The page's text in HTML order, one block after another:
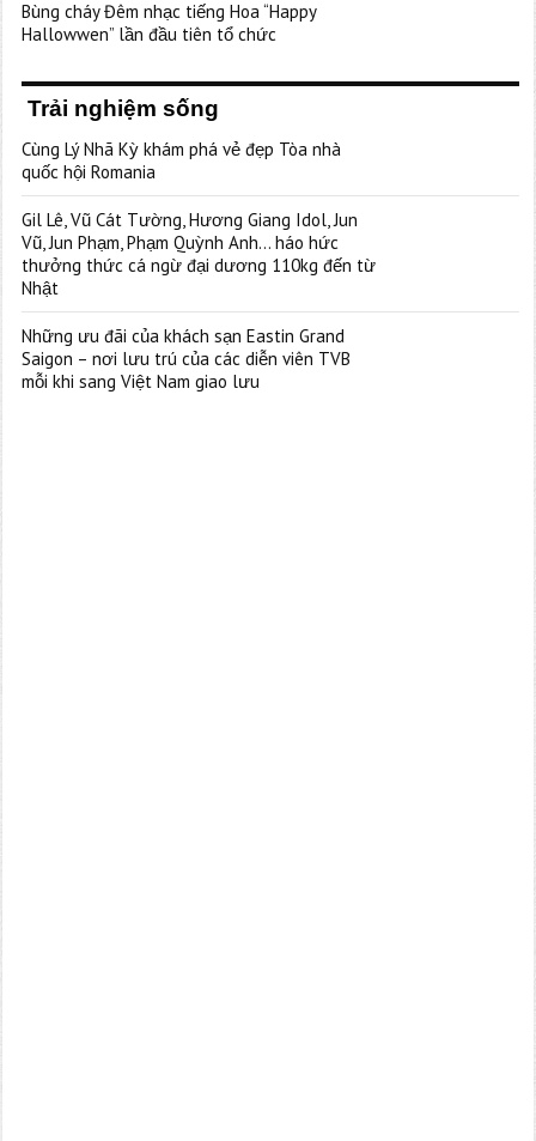
Bùng cháy Đêm nhạc tiếng Hoa “Happy
Hallowwen” lần đầu tiên tổ chức
Trải nghiệm sống
Cùng Lý Nhã Kỳ khám phá vẻ đẹp Tòa nhà
quốc hội Romania
Gil Lê, Vũ Cát Tường, Hương Giang Idol, Jun
Vũ, Jun Phạm, Phạm Quỳnh Anh… háo hức
thưởng thức cá ngừ đại dương 110kg đến từ
Nhật
Những ưu đãi của khách sạn Eastin Grand
Saigon – nơi lưu trú của các diễn viên TVB
mỗi khi sang Việt Nam giao lưu